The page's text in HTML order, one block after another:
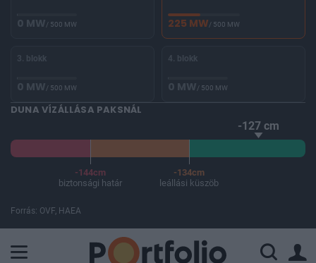
0 MW/ 500 MW 225 MW/ 500 MW
3. blokk
0 MW/ 500 MW
4. blokk
0 MW/ 500 MW
DUNA VÍZÁLLÁSA PAKSNÁL
-127 cm
-144cm
biztonsági határ
-134cm
leállási küszöb
Forrás: OVF, HAEA